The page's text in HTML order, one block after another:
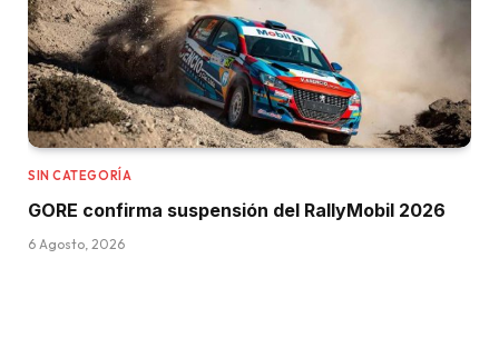
SIN CATEGORÍA
GORE confirma suspensión del RallyMobil 2026
6 Agosto, 2026